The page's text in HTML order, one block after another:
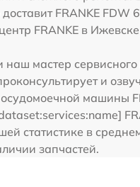
FRANKE FDW
FRANKE в
наш мастер сервисного
и
машины
статистике в
запчастей.